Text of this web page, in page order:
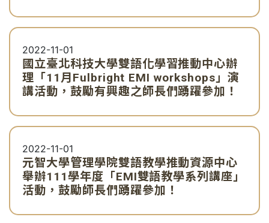
2022-11-01
國立臺北科技大學雙語化學習推動中心辦
理「11月Fulbright EMI workshops」演
講活動，鼓勵有興趣之師長們踴躍參加！
2022-11-01
元智大學管理學院雙語教學推動資源中心
舉辦111學年度「EMI雙語教學系列講座」
活動，鼓勵師長們踴躍參加！